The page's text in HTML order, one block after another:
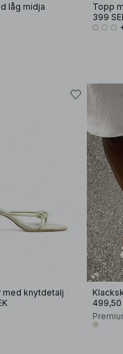
låg midja
Topp
399
med knytdetalj
499,50